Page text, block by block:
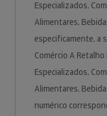
Especializados,
Alimentares,
especificamente, a
Comércio A
Especializados,
Alimentares,
numérico